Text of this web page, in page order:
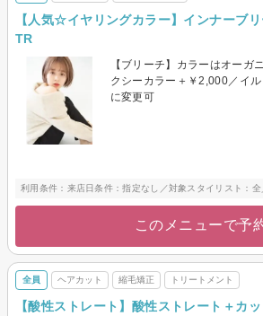
【人気☆イヤリングカラー】インナーブ
TR
【ブリーチ】カラーはオー
クシーカラー＋￥2,000／イ
に変更可
利用条件：来店日条件：指定なし／対象スタイリスト：全
このメニューで予
全員 ヘアカット 縮毛矯正 トリートメント
【酸性ストレート】酸性ストレート＋カ